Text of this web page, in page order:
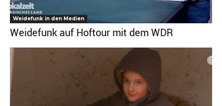
Weidefunk in den Medien
Weidefunk auf Hoftour mit dem WDR